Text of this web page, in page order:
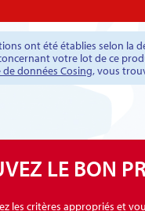
ont été établies selon la
votre lot de ce
de données Cosing, vous
LE BON
les critères appropriés et